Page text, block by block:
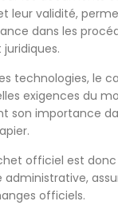
leur validité,
dans les
technologies, le
exigences du
son importance
officiel est
administrative,
officiels.